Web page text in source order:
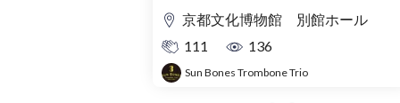
京都文化博物館 別館ホール
111
136
Sun Bones Trombone Trio